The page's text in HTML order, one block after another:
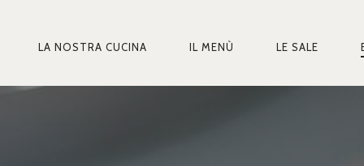
LA NOSTRA CUCINA IL MENÙ LE SALE